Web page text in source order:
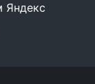
Яндекс